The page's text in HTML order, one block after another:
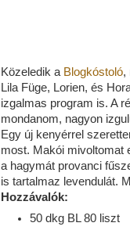
Közeledik a Blogkóstoló,
Lila Füge, Lorien, és
izgalmas program is. A
mondanom, nagyon
Egy új kenyérrel
most. Makói mivoltomat
a hagymát provanci
is tartalmaz levendulát.
Hozzávalók:
50 dkg BL 80 liszt